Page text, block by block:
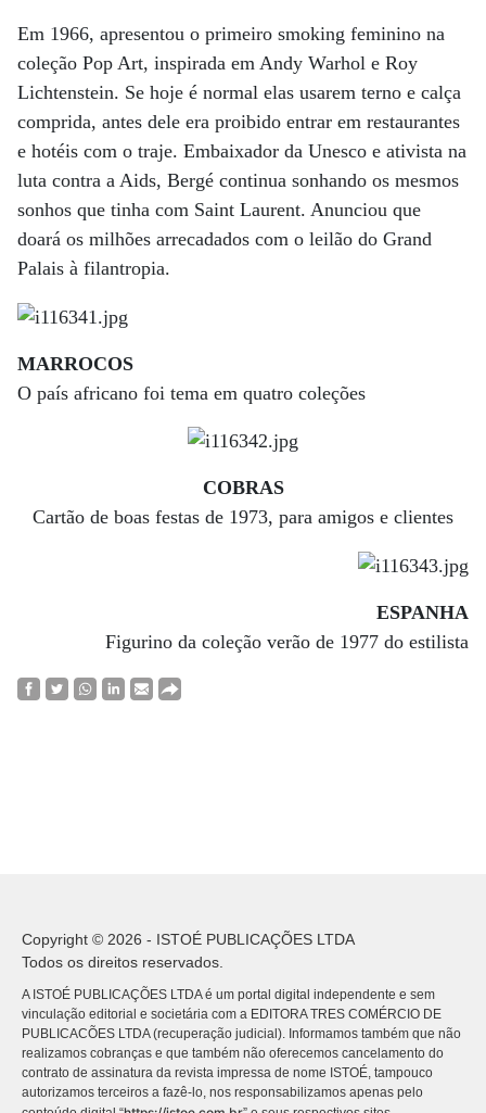
Em 1966, apresentou o primeiro smoking feminino na
coleção Pop Art, inspirada em Andy Warhol e Roy
Lichtenstein. Se hoje é normal elas usarem terno e calça
comprida, antes dele era proibido entrar em restaurantes
e hotéis com o traje. Embaixador da Unesco e ativista na
luta contra a Aids, Bergé continua sonhando os mesmos
sonhos que tinha com Saint Laurent. Anunciou que
doará os milhões arrecadados com o leilão do Grand
Palais à filantropia.
MARROCOS
O país africano foi tema em quatro coleções
COBRAS
Cartão de boas festas de 1973, para amigos e clientes
ESPANHA
Figurino da coleção verão de 1977 do estilista
Copyright © 2026 - ISTOÉ PUBLICAÇÕES LTDA
Todos os direitos reservados.
A ISTOÉ PUBLICAÇÕES LTDA é um portal digital independente e sem
vinculação editorial e societária com a EDITORA TRES COMÉRCIO DE
PUBLICACÕES LTDA (recuperação judicial). Informamos também que não
realizamos cobranças e que também não oferecemos cancelamento do
contrato de assinatura da revista impressa de nome ISTOÉ, tampouco
autorizamos terceiros a fazê-lo, nos responsabilizamos apenas pelo